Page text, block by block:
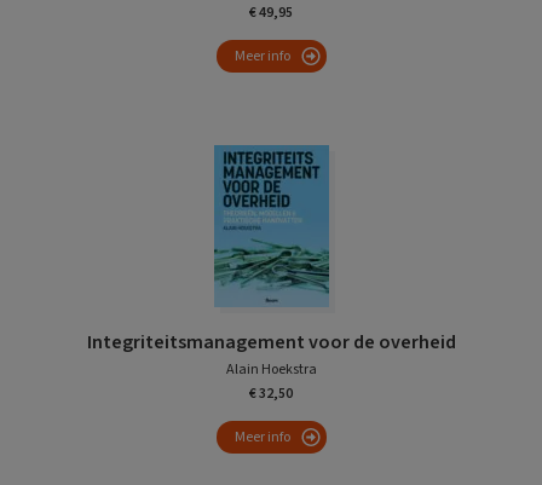
€ 49,95
Meer info
Integriteitsmanagement voor de overheid
Alain Hoekstra
€ 32,50
Meer info